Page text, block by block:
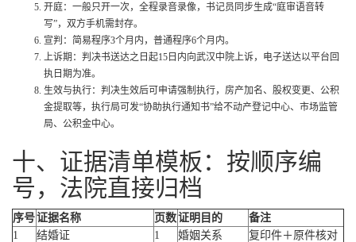
开庭：一般只开一次，全程录音录像，书记员同步生成“庭审语音转
写”，双方手机需封存。
宣判：简易程序3个月内，普通程序6个月内。
上诉期：判决书送达之日起15日内向武汉中院上诉，电子送达以平台回
执日期为准。
生效与执行：判决生效后可申请强制执行，房产加名、股权变更、公积
金提取等，执行局可发“协助执行通知书”给不动产登记中心、市场监管
局、公积金中心。
十、证据清单模板：按顺序编
号，法院直接归档
序号证据名称 页数证明目的
备注
1
结婚证 1 婚姻关系
复印件＋原件核对